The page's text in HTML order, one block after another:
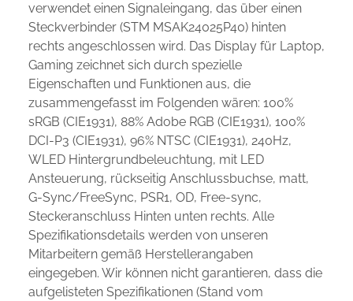
verwendet einen Signaleingang, das über einen
Steckverbinder (STM MSAK24025P40) hinten
rechts angeschlossen wird. Das Display für Laptop,
Gaming zeichnet sich durch spezielle
Eigenschaften und Funktionen aus, die
zusammengefasst im Folgenden wären: 100%
sRGB (CIE1931), 88% Adobe RGB (CIE1931), 100%
DCI-P3 (CIE1931), 96% NTSC (CIE1931), 240Hz,
WLED Hintergrundbeleuchtung, mit LED
Ansteuerung, rückseitig Anschlussbuchse, matt,
G-Sync/FreeSync, PSR1, OD, Free-sync,
Steckeranschluss Hinten unten rechts. Alle
Spezifikationsdetails werden von unseren
Mitarbeitern gemäß Herstellerangaben
eingegeben. Wir können nicht garantieren, dass die
aufgelisteten Spezifikationen (Stand vom